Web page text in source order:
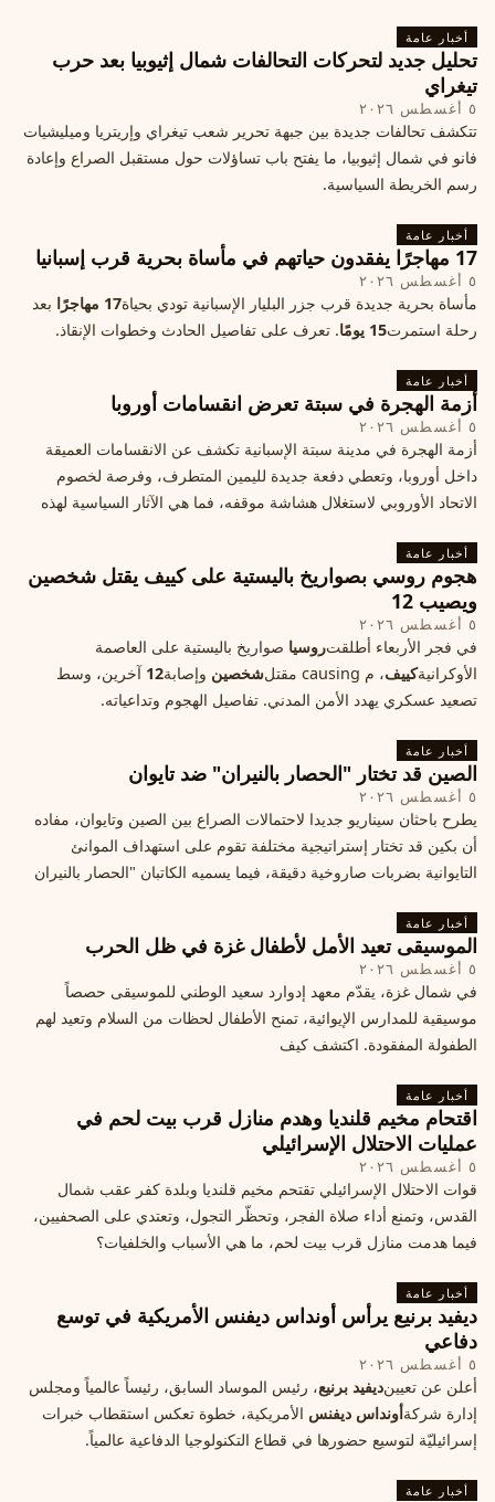
أخبار عامة
تحليل جديد لتحركات التحالفات شمال إثيوبيا بعد حرب
تيغراي
٥ أغسطس ٢٠٢٦
تتكشف تحالفات جديدة بين جبهة تحرير شعب تيغراي وإريتريا وميليشيات
فانو في شمال إثيوبيا، ما يفتح باب تساؤلات حول مستقبل الصراع وإعادة
رسم الخريطة السياسية.
أخبار عامة
17 مهاجرًا يفقدون حياتهم في مأساة بحرية قرب إسبانيا
٥ أغسطس ٢٠٢٦
مأساة بحرية جديدة قرب جزر البليار الإسبانية تودي بحياة17 مهاجرًا
بعد
رحلة استمرت15 يومًا . تعرف على تفاصيل الحادث وخطوات الإنقاذ.
أخبار عامة
أزمة الهجرة في سبتة تعرض انقسامات أوروبا
٥ أغسطس ٢٠٢٦
أزمة الهجرة في مدينة سبتة الإسبانية تكشف عن الانقسامات العميقة
داخل أوروبا، وتعطي دفعة جديدة لليمين المتطرف، وفرصة لخصوم
الاتحاد الأوروبي لاستغلال هشاشة موقفه، فما هي الآثار السياسية لهذه
أخبار عامة
هجوم روسي بصواريخ باليستية على كييف يقتل شخصين
ويصيب 12
٥ أغسطس ٢٠٢٦
في فجر الأربعاء أطلقتروسيا صواريخ باليستية على العاصمة
الأوكرانيةكييف، م causing مقتل شخصين وإصابة12 آخرين، وسط
تصعيد عسكري يهدد الأمن المدني. تفاصيل الهجوم وتداعياته.
أخبار عامة
الصين قد تختار "الحصار بالنيران" ضد تايوان
٥ أغسطس ٢٠٢٦
يطرح باحثان سيناريو جديدا لاحتمالات الصراع بين الصين وتايوان، مفاده
أن بكين قد تختار إستراتيجية مختلفة تقوم على استهداف الموانئ
التايوانية بضربات صاروخية دقيقة، فيما يسميه الكاتبان "الحصار بالنيران
أخبار عامة
الموسيقى تعيد الأمل لأطفال غزة في ظل الحرب
٥ أغسطس ٢٠٢٦
في شمال غزة، يقدّم معهد إدوارد سعيد الوطني للموسيقى حصصاً
موسيقية للمدارس الإيوائية، تمنح الأطفال لحظات من السلام وتعيد لهم
الطفولة المفقودة. اكتشف كيف
أخبار عامة
اقتحام مخيم قلنديا وهدم منازل قرب بيت لحم في
عمليات الاحتلال الإسرائيلي
٥ أغسطس ٢٠٢٦
قوات الاحتلال الإسرائيلي تقتحم مخيم قلنديا وبلدة كفر عقب شمال
القدس، وتمنع أداء صلاة الفجر، وتحظّر التجول، وتعتدي على الصحفيين،
فيما هدمت منازل قرب بيت لحم، ما هي الأسباب والخلفيات؟
أخبار عامة
ديفيد برنيع يرأس أونداس ديفنس الأمريكية في توسع
دفاعي
٥ أغسطس ٢٠٢٦
أعلن عن تعيينديفيد برنيع، رئيس الموساد السابق، رئيساً عالمياً ومجلس
إدارة شركةأونداس ديفنس الأمريكية، خطوة تعكس استقطاب خبرات
إسرائيليّة لتوسيع حضورها في قطاع التكنولوجيا الدفاعية عالمياً.
أخبار عامة